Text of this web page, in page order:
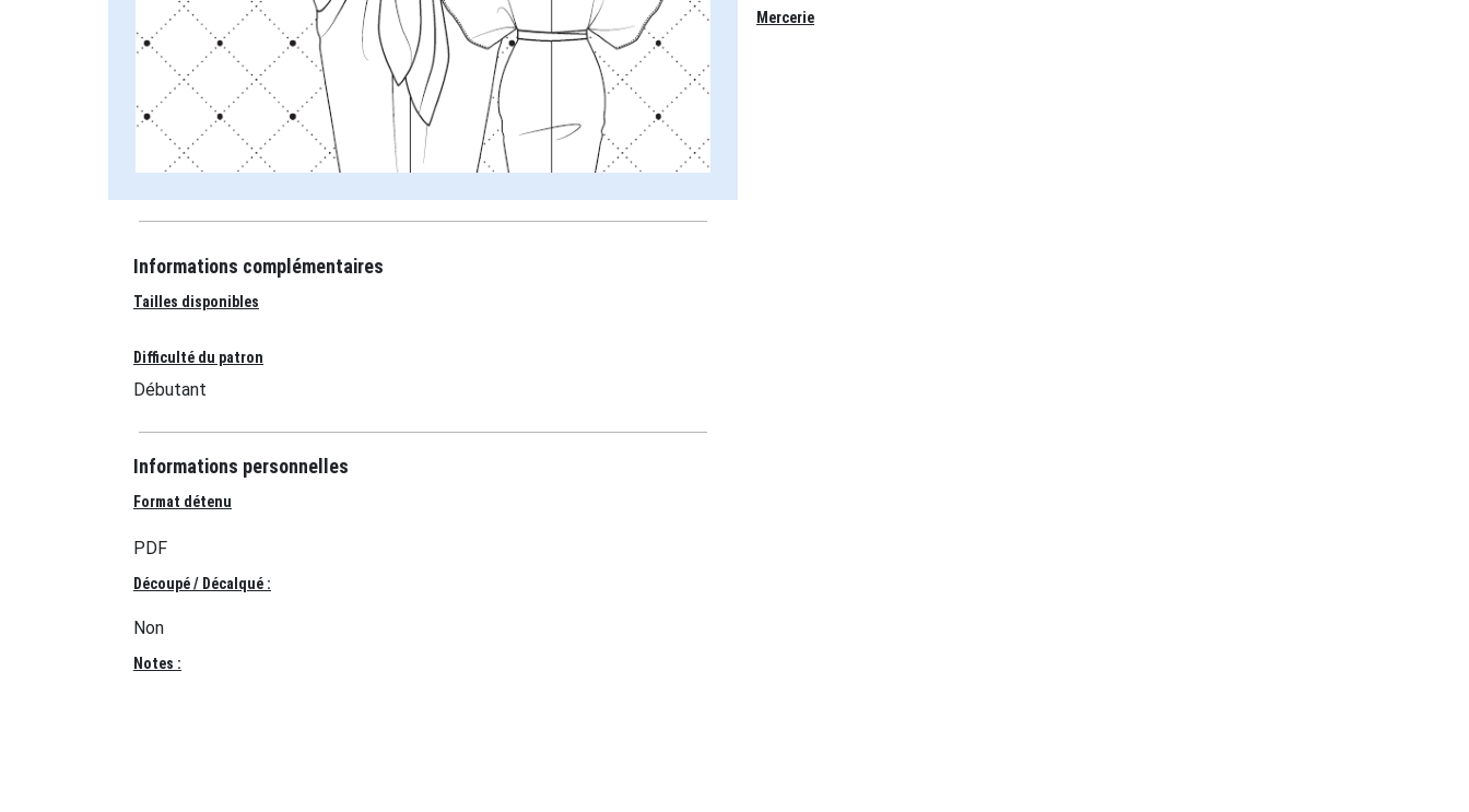
Informations complémentaires
Tailles disponibles
Difficulté du patron
Débutant
Informations personnelles
Format détenu
PDF
Découpé / Décalqué :
Non
Notes :
Mercerie